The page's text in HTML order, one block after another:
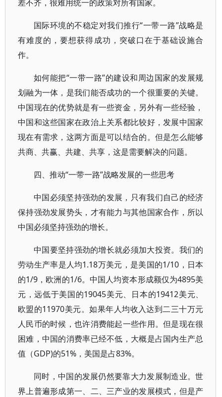
差不齐，很难用统一的政策对所有国家。
国际环境的不稳定对我们推行“一带一路”战略是
有难度的，要想获得成功，突破口在于基础设施合
作。
如何能把“一带一路”的建设和周边国家的发展规
划融为一体，是我们能否成功的一个很重要的关键。
中国现在的优势就是有一些资金，另外有一些经验，
中国和这些国家在政治上关系都比较好，发展中国家
现在有需求，这两方面是可以结合的。但是怎么能够
共商、共赢、共建、共享，这是需要解决的问题。
四、推动“一带一路”战略发展的一些思考
中国必须坚持强劲的发展，只有我们自己的经济
保持强劲发展势头，才有能力与其他国家合作，所以
中国必须坚持强劲的增长。
中国要坚持强劲的增长就必须加大投资。我们的
劳动生产率是人均1.18万美元，是美国的1/10，日本
的1/9，欧洲的1/6。中国人均资本形成额仅为4895美
元，远低于美国的19045美元、日本的19412美元、
欧盟的11970美元。如果年人均收入达到二三十万元
人民币的时候，也许消费能起一些作用。但是现在很
困难，中国的消费率已经不低，大概是占国内生产总
值（GDP)的51%，美国是占83%。
同时，中国的发展仍然要靠大力发展制造业。世
界上普遍形成第一、二、三产业的发展模式，但是产